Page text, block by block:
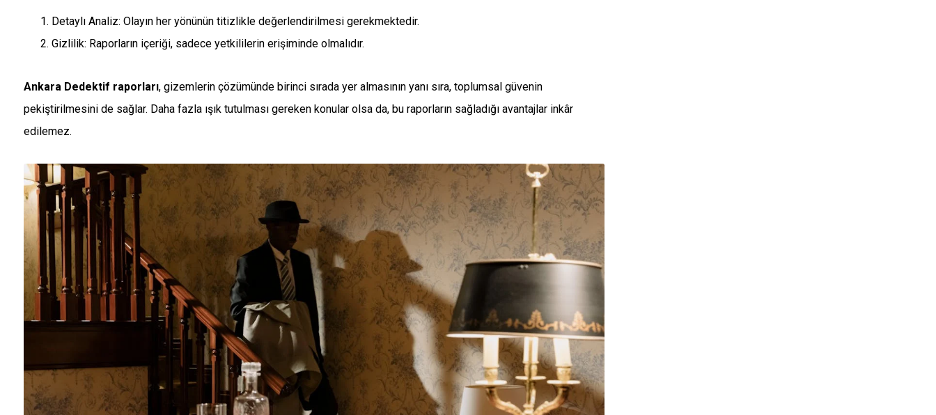
Detaylı Analiz: Olayın her yönünün titizlikle değerlendirilmesi gerekmektedir.
Gizlilik: Raporların içeriği, sadece yetkililerin erişiminde olmalıdır.
Ankara Dedektif raporları, gizemlerin çözümünde birinci sırada yer almasının yanı sıra, toplumsal güvenin
pekiştirilmesini de sağlar. Daha fazla ışık tutulması gereken konular olsa da, bu raporların sağladığı avantajlar inkâr
edilemez.